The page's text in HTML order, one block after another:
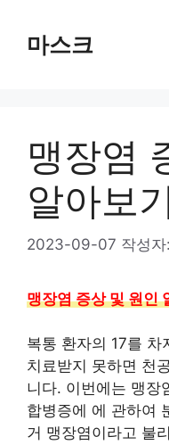
마스크
맹장염
알아보
2023-09-07 작성자:
맹장염 증상 및 원인
복통 환자의 17를 차
치료받지 못하면 천
니다. 이번에는 맹장
합병증에 에 관하여
거 맹장염이라고 불